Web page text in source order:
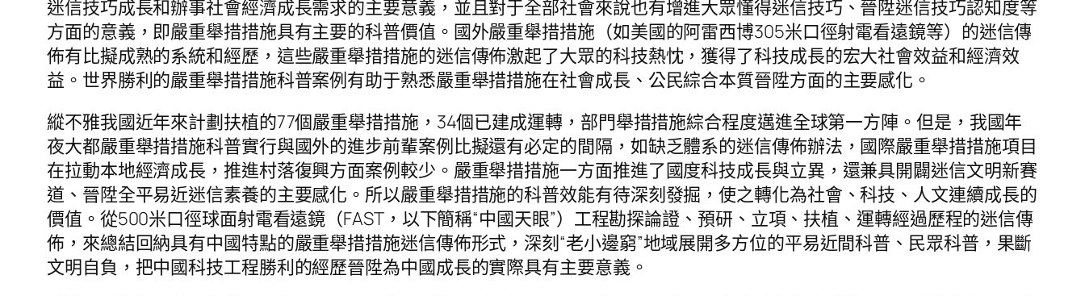
迷信技巧成長和辦事社會經濟成長需求的主要意義，並且對于全部社會來說也有增進大眾懂得迷信技巧、晉陞迷信技巧認知度等
方面的意義，即嚴重舉措措施具有主要的科普價值。國外嚴重舉措措施（如美國的阿雷西博305米口徑射電看遠鏡等）的迷信傳
佈有比擬成熟的系統和經歷，這些嚴重舉措措施的迷信傳佈激起了大眾的科技熱忱，獲得了科技成長的宏大社會效益和經濟效
益。世界勝利的嚴重舉措措施科普案例有助于熟悉嚴重舉措措施在社會成長、公民綜合本質晉陞方面的主要感化。
縱不雅我國近年來計劃扶植的77個嚴重舉措措施，34個已建成運轉，部門舉措措施綜合程度邁進全球第一方陣。但是，我國年
夜大都嚴重舉措措施科普實行與國外的進步前輩案例比擬還有必定的間隔，如缺乏體系的迷信傳佈辦法，國際嚴重舉措措施項目
在拉動本地經濟成長，推進村落復興方面案例較少。嚴重舉措措施一方面推進了國度科技成長與立異，還兼具開闢迷信文明新賽
道、晉陞全平易近迷信素養的主要感化。所以嚴重舉措措施的科普效能有待深刻發掘，使之轉化為社會、科技、人文連續成長的
價值。從500米口徑球面射電看遠鏡（FAST，以下簡稱“中國天眼”）工程勘探論證、預研、立項、扶植、運轉經過歷程的迷信傳
佈，來總結回納具有中國特點的嚴重舉措措施迷信傳佈形式，深刻“老小邊窮”地域展開多方位的平易近間科普、民眾科普，果斷
文明自負，把中國科技工程勝利的經歷晉陞為中國成長的實際具有主要意義。